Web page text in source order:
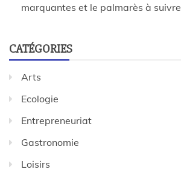
marquantes et le palmarès à suivre
CATÉGORIES
Arts
Ecologie
Entrepreneuriat
Gastronomie
Loisirs